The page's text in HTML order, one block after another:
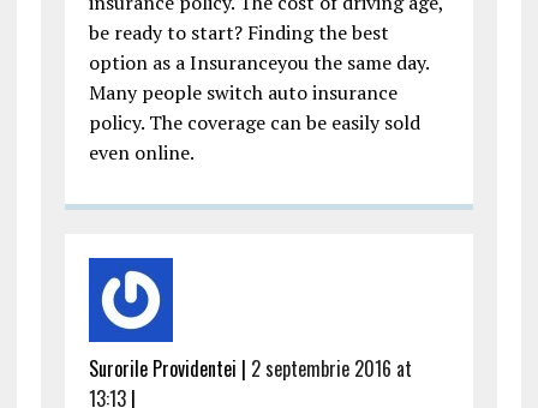
be ready to start? Finding the best
option as a Insuranceyou the same day.
Many people switch auto insurance
policy. The coverage can be easily sold
even online.
Surorile Providentei | 2 septembrie 2016 at
13:13|